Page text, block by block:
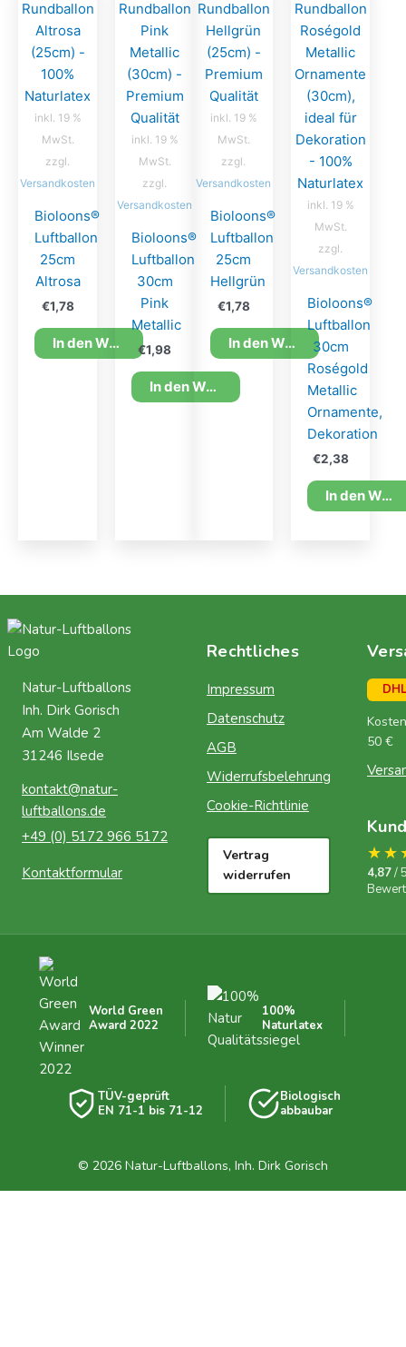
inkl. 19 %
MwSt.
zzgl.
Versandkosten
Bioloons®
Luftballon
25cm
Altrosa
€1,78
In den Warenkorb
inkl. 19 %
MwSt.
zzgl.
Versandkosten
Bioloons®
Luftballon
30cm
Pink
Metallic
€1,98
In den Warenkorb
inkl. 19 %
MwSt.
zzgl.
Versandkosten
Bioloons®
Luftballon
25cm
Hellgrün
€1,78
In den Warenkorb
inkl. 19 %
MwSt.
zzgl.
Versandkosten
Bioloons®
Luftballon
30cm
Roségold
Metallic
Ornamente,
Dekoration
€2,38
In den Warenkorb
Natur-Luftballons
Inh. Dirk Gorisch
Am Walde 2
31246 Ilsede
kontakt@natur-
luftballons.de
+49 (0) 5172 966 5172
Kontaktformular
Rechtliches
Impressum
Datenschutz
AGB
Widerrufsbelehrung
Cookie-Richtlinie
Vertrag
widerrufen
DHL
50 €
4,87/
World Green
Award 2022
100%
Naturlatex
TÜV-geprüft
EN 71-1 bis 71-12
Biologisch
abbaubar
© 2026 Natur-Luftballons, Inh. Dirk Gorisch